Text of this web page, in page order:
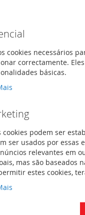
Permite sinalizar o
se com:
telerruptor standard.
e documentos
cookies necessários
correctamente.
básicas.
cookies podem ser
ser usados por
relevantes em
mas são baseados
estes cookies,